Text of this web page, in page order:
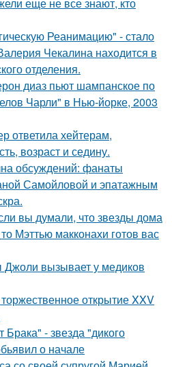
Реанимацию" - стало
Чекалина находится в
отделения.
диаз пьют шампанское по
Чарли" в Нью-йорке, 2003
ответила хейтерам,
возраст и седину.
обсуждений: фанаты
Самойловой и эпатажным
вы думали, что звезды дома
Мэттью макконахи готов вас
вызывает у медиков
открытие XXV
Брака" - звезда "дикого
о начале